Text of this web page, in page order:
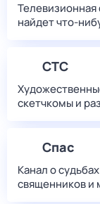
найдет
СТС
скетчкомы и
Спас
Канал о
священников и